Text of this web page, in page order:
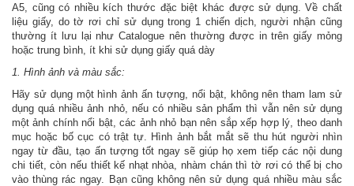
A5, cũng có nhiều kích thước đặc biệt khác được sử dụng. Về chất
liệu giấy, do tờ rơi chỉ sử dụng trong 1 chiến dịch, người nhận cũng
thường ít lưu lại như Catalogue nên thường được in trên giấy mỏng
hoặc trung bình, ít khi sử dụng giấy quá dày
1. Hình ảnh và màu sắc:
Hãy sử dụng một hình ảnh ấn tượng, nổi bật, không nên tham lam sử
dụng quá nhiều ảnh nhỏ, nếu có nhiều sản phẩm thì vẫn nên sử dụng
một ảnh chính nổi bật, các ảnh nhỏ bạn nên sắp xếp hợp lý, theo danh
mục hoặc bố cục có trật tự. Hình ảnh bắt mắt sẽ thu hút người nhìn
ngay từ đầu, tạo ấn tượng tốt ngay sẽ giúp họ xem tiếp các nội dung
chi tiết, còn nếu thiết kế nhạt nhòa, nhàm chán thì tờ rơi có thể bị cho
vào thùng rác ngay. Bạn cũng không nên sử dụng quá nhiều màu sắc